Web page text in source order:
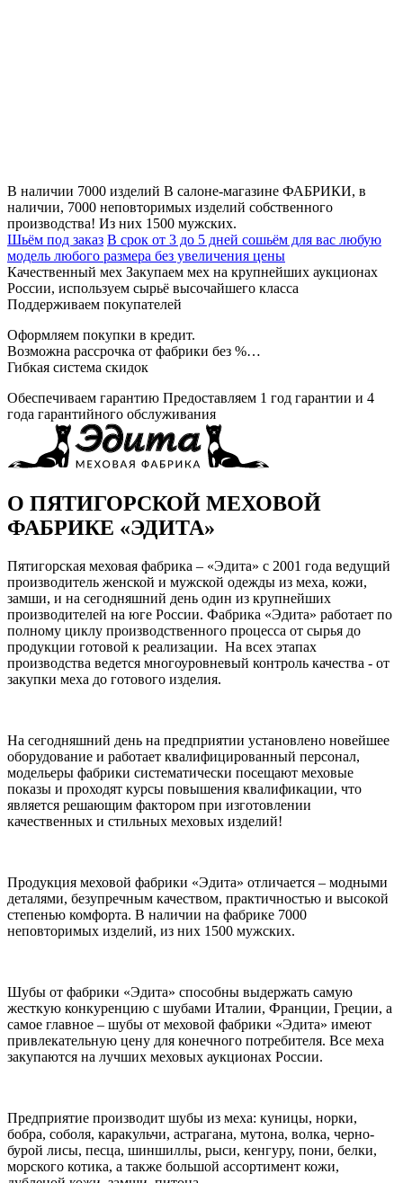
В наличии 7000 изделий В салоне-магазине ФАБРИКИ, в
наличии, 7000 неповторимых изделий собственного
производства! Из них 1500 мужских.
Шьём под заказ В срок от 3 до 5 дней сошьём для вас любую
модель любого размера без увеличения цены
Качественный мех Закупаем мех на крупнейших аукционах
России, используем сырьё высочайшего класса
Поддерживаем покупателей
Оформляем покупки в кредит.
Возможна рассрочка от фабрики без %…
Гибкая система скидок
Обеспечиваем гарантию Предоставляем 1 год гарантии и 4
года гарантийного обслуживания
О ПЯТИГОРСКОЙ МЕХОВОЙ
ФАБРИКЕ «ЭДИТА»
Пятигорская меховая фабрика – «Эдита» с 2001 года ведущий
производитель женской и мужской одежды из меха, кожи,
замши, и на сегодняшний день один из крупнейших
производителей на юге России. Фабрика «Эдита» работает по
полному циклу производственного процесса от сырья до
продукции готовой к реализации. На всех этапах
производства ведется многоуровневый контроль качества - от
закупки меха до готового изделия.
На сегодняшний день на предприятии установлено новейшее
оборудование и работает квалифицированный персонал,
модельеры фабрики систематически посещают меховые
показы и проходят курсы повышения квалификации, что
является решающим фактором при изготовлении
качественных и стильных меховых изделий!
Продукция меховой фабрики «Эдита» отличается – модными
деталями, безупречным качеством, практичностью и высокой
степенью комфорта. В наличии на фабрике 7000
неповторимых изделий, из них 1500 мужских.
Шубы от фабрики «Эдита» способны выдержать самую
жесткую конкуренцию с шубами Италии, Франции, Греции, а
самое главное – шубы от меховой фабрики «Эдита» имеют
привлекательную цену для конечного потребителя. Все меха
закупаются на лучших меховых аукционах России.
Предприятие производит шубы из меха: куницы, норки,
бобра, соболя, каракульчи, астрагана, мутона, волка, черно-
бурой лисы, песца, шиншиллы, рыси, кенгуру, пони, белки,
морского котика, а также большой ассортимент кожи,